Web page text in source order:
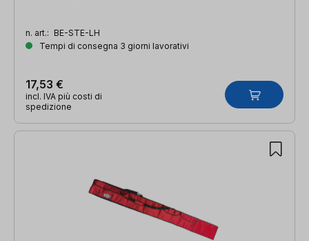
n. art.: BE-STE-LH
Tempi di consegna 3 giorni lavorativi
17,53 €
incl. IVA più costi di
spedizione